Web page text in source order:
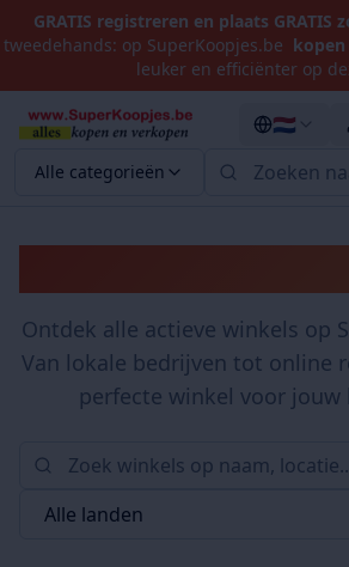
GRATIS registreren en plaats GRATIS
tweedehands: op SuperKoopjes.be
leuker en efficiënter op
Alle categorieën
🇳🇱
Ontdek alle actieve winkels op
Van lokale bedrijven tot online
perfecte winkel voor jouw